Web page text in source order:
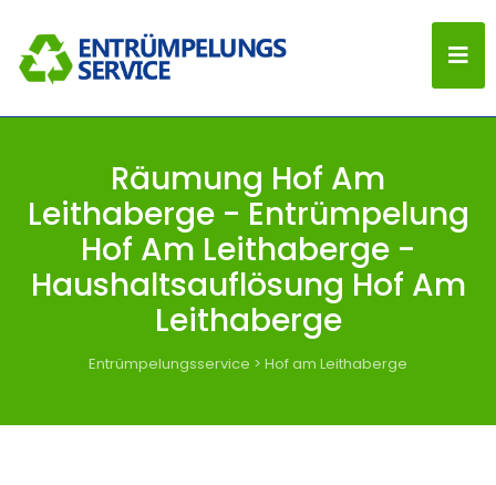
Räumung Hof Am
Leithaberge - Entrümpelung
Hof Am Leithaberge -
Haushaltsauflösung Hof Am
Leithaberge
Entrümpelungsservice > Hof am Leithaberge